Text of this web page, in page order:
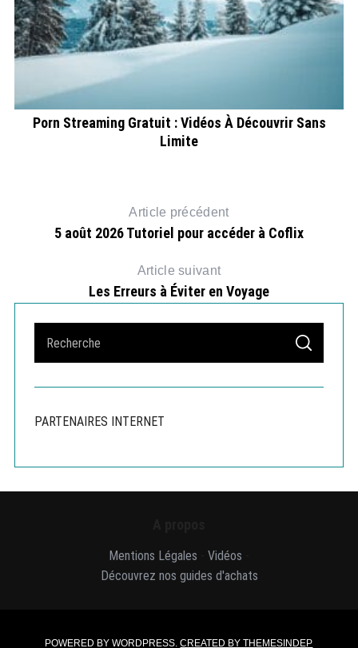
Porn Streaming Gratuit : Vidéos À Découvrir Sans
Limite
Article précédent
5 août 2026 Tutoriel pour accéder à Coflix
Article suivant
Les Erreurs à Éviter en Voyage
a
r
h
:
S
A
C
PARTENAIRES INTERNET
Mentions Légales Vidéos
Découvrez nos guides d'achats
POWERED BY WORDPRESS.CREATED BY THEMESINDEP